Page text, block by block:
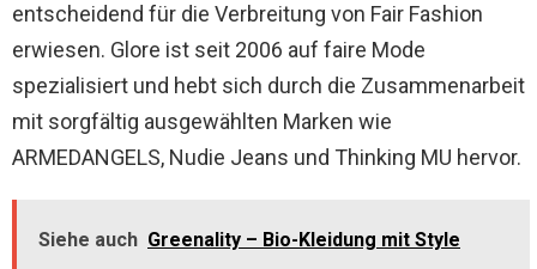
entscheidend für die Verbreitung von Fair Fashion
erwiesen. Glore ist seit 2006 auf faire Mode
spezialisiert und hebt sich durch die Zusammenarbeit
mit sorgfältig ausgewählten Marken wie
ARMEDANGELS, Nudie Jeans und Thinking MU hervor.
Siehe auch Greenality – Bio-Kleidung mit Style